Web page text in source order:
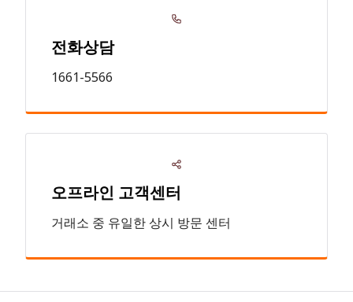
전화상담
1661-5566
오프라인 고객센터
거래소 중 유일한 상시 방문 센터